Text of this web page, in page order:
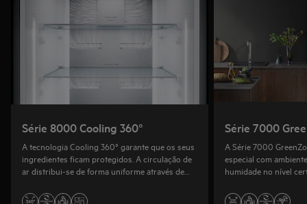
Série 8000 Cooling 360°
A tecnologia Cooling 360° garante que os seus
ingredientes ficam protegidos. A circulação de
ar distribui-se de forma uniforme através de
Série 7000
A Série 7000
especial com
humidade no nível